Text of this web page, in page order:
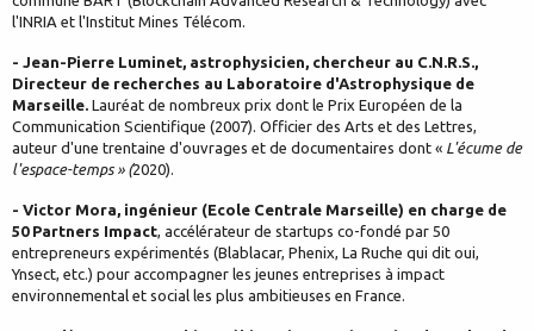
l'INRIA et l'Institut Mines Télécom.
- Jean-Pierre Luminet, astrophysicien, chercheur au C.N.R.S.,
Directeur de recherches au Laboratoire d'Astrophysique de
Marseille. Lauréat de nombreux prix dont le Prix Européen de la
Communication Scientifique (2007). Officier des Arts et des Lettres,
auteur d'une trentaine d'ouvrages et de documentaires dont « L'écume de
l'espace-temps » (2020).
- Victor Mora, ingénieur (Ecole Centrale Marseille) en charge de
50 Partners Impact , accélérateur de startups co-fondé par 50
entrepreneurs expérimentés (Blablacar, Phenix, La Ruche qui dit oui,
Ynsect, etc.) pour accompagner les jeunes entreprises à impact
environnemental et social les plus ambitieuses en France.